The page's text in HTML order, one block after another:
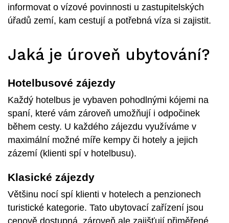
informovat o vízové povinnosti u zastupitelských
úřadů zemí, kam cestují a potřebná víza si zajistit.
Jaká je úroveň ubytování?
Hotelbusové zájezdy
Každý hotelbus je vybaven pohodlnými kójemi na
spaní, které vám zároveň umožňují i odpočinek
během cesty. U každého zájezdu využíváme v
maximální možné míře kempy či hotely a jejich
zázemí (klienti spí v hotelbusu).
Klasické zájezdy
Většinu nocí spí klienti v hotelech a penzionech
turistické kategorie. Tato ubytovací zařízení jsou
cenově dostupná, zároveň ale zajišťují přiměřené